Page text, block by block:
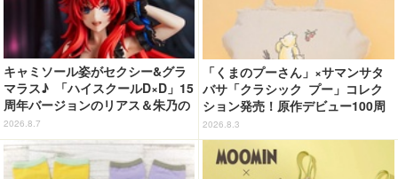
キャミソール姿がセクシー&グラ
マラス♪ 「ハイスクールD×D」15
周年バージョンのリアス＆朱乃の
フィギュアがリニューアルパッケ
ージで登場！
2026.8.7
「くまのプーさん」×サマンサタ
バサ「クラシック プー」コレク
ション発売！原作デビュー100周
年記念でハンドバッグや財布など
全6種が登場
2026.8.3